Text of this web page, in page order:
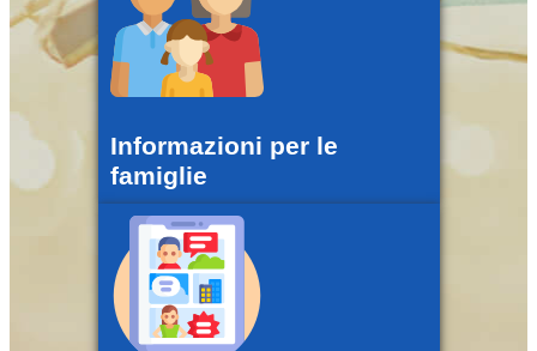
Informazioni per le
famiglie